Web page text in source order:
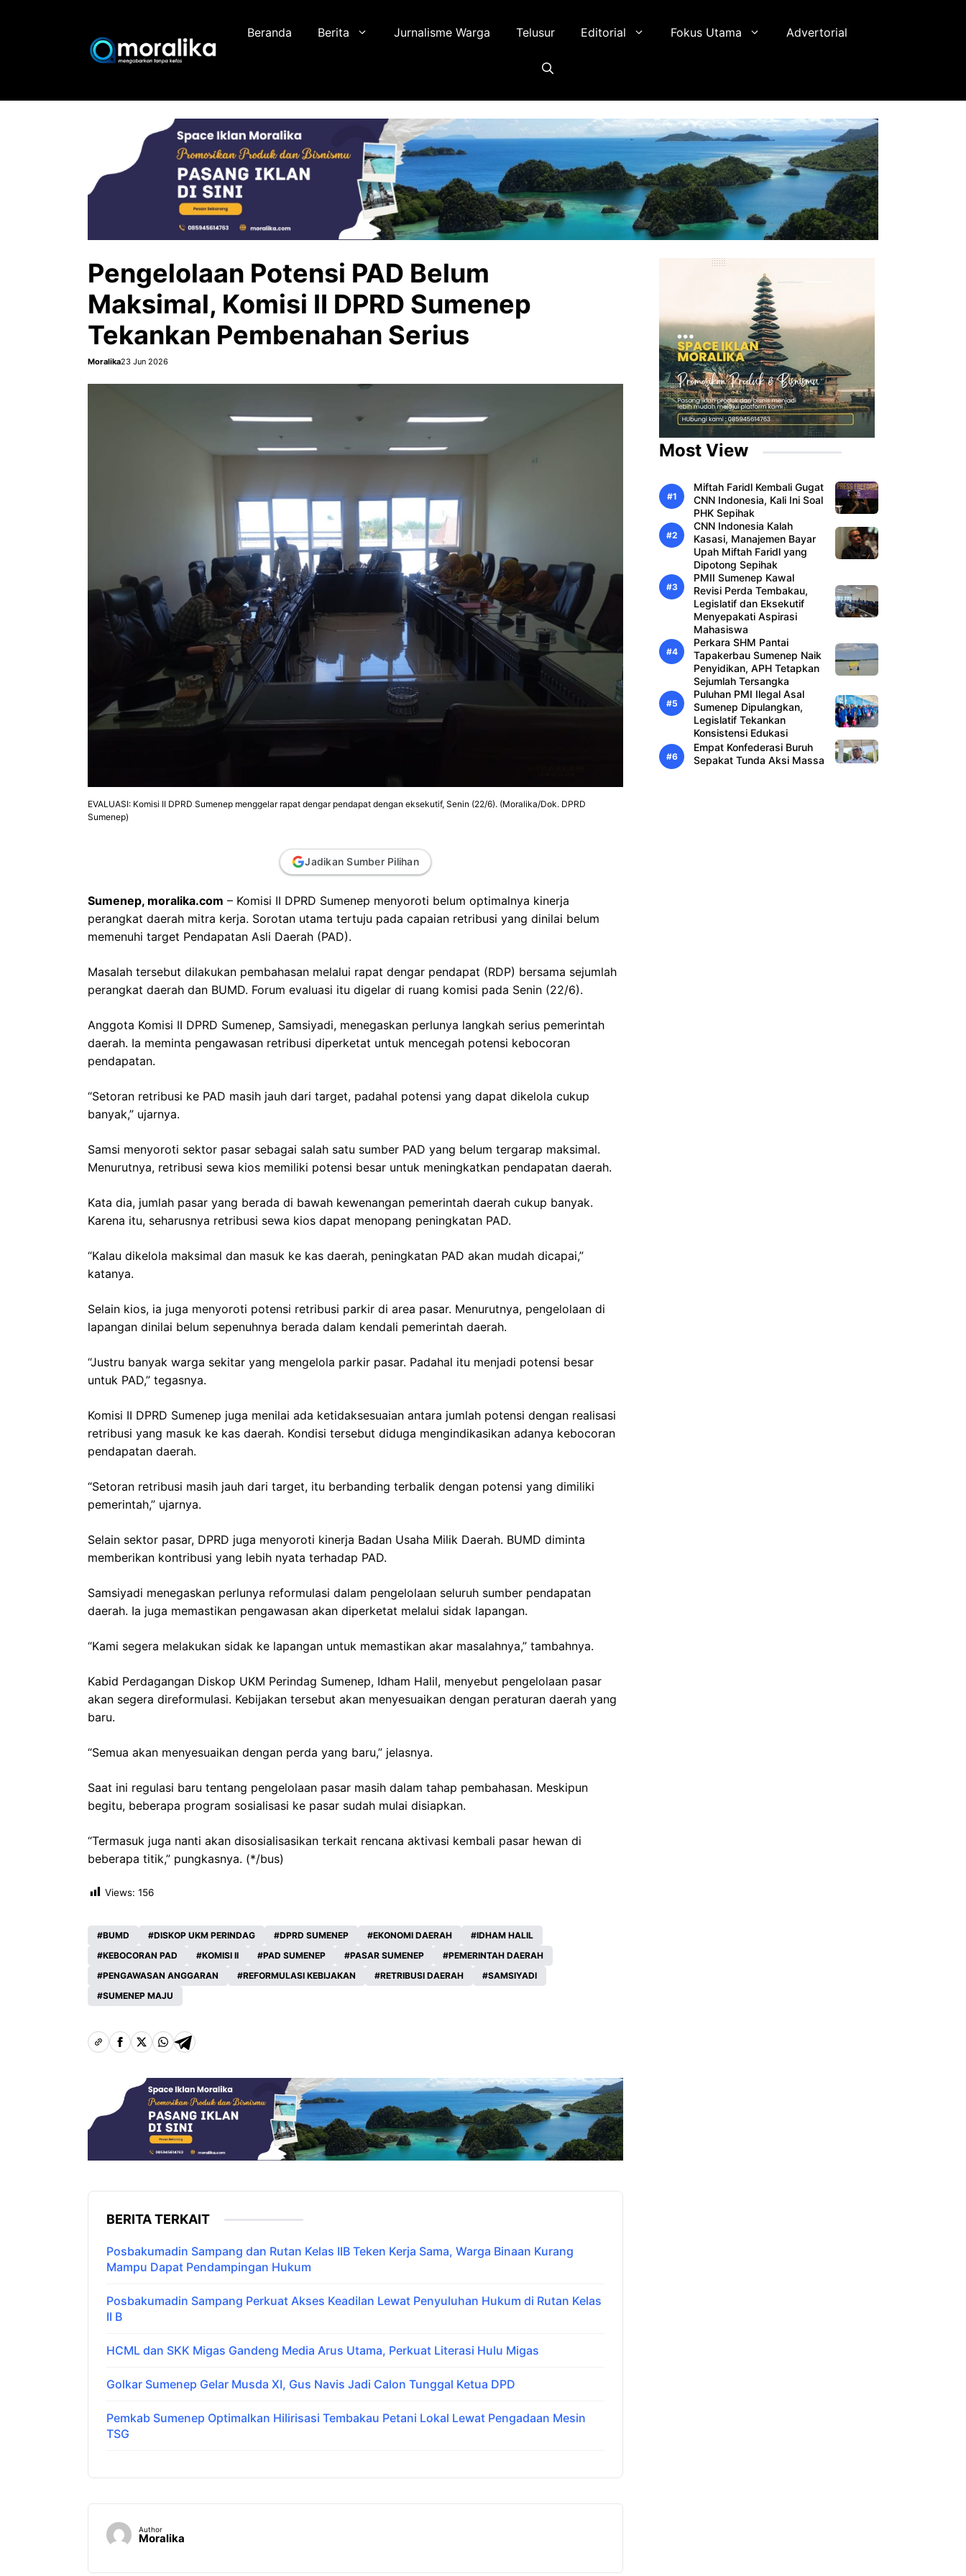
Beranda Berita Jurnalisme Warga Telusur Editorial Fokus Utama Advertorial
Pengelolaan Potensi PAD Belum
Maksimal, Komisi II DPRD Sumenep
Tekankan Pembenahan Serius
Moralika23 Jun 2026
EVALUASI: Komisi II DPRD Sumenep menggelar rapat dengar pendapat dengan eksekutif, Senin (22/6). (Moralika/Dok. DPRD
Sumenep)
Jadikan Sumber Pilihan
Sumenep, moralika.com – Komisi II DPRD Sumenep menyoroti belum optimalnya kinerja
perangkat daerah mitra kerja. Sorotan utama tertuju pada capaian retribusi yang dinilai belum
memenuhi target Pendapatan Asli Daerah (PAD).
Masalah tersebut dilakukan pembahasan melalui rapat dengar pendapat (RDP) bersama sejumlah
perangkat daerah dan BUMD. Forum evaluasi itu digelar di ruang komisi pada Senin (22/6).
Anggota Komisi II DPRD Sumenep, Samsiyadi, menegaskan perlunya langkah serius pemerintah
daerah. Ia meminta pengawasan retribusi diperketat untuk mencegah potensi kebocoran
pendapatan.
“Setoran retribusi ke PAD masih jauh dari target, padahal potensi yang dapat dikelola cukup
banyak,” ujarnya.
Samsi menyoroti sektor pasar sebagai salah satu sumber PAD yang belum tergarap maksimal.
Menurutnya, retribusi sewa kios memiliki potensi besar untuk meningkatkan pendapatan daerah.
Kata dia, jumlah pasar yang berada di bawah kewenangan pemerintah daerah cukup banyak.
Karena itu, seharusnya retribusi sewa kios dapat menopang peningkatan PAD.
“Kalau dikelola maksimal dan masuk ke kas daerah, peningkatan PAD akan mudah dicapai,”
katanya.
Selain kios, ia juga menyoroti potensi retribusi parkir di area pasar. Menurutnya, pengelolaan di
lapangan dinilai belum sepenuhnya berada dalam kendali pemerintah daerah.
“Justru banyak warga sekitar yang mengelola parkir pasar. Padahal itu menjadi potensi besar
untuk PAD,” tegasnya.
Komisi II DPRD Sumenep juga menilai ada ketidaksesuaian antara jumlah potensi dengan realisasi
retribusi yang masuk ke kas daerah. Kondisi tersebut diduga mengindikasikan adanya kebocoran
pendapatan daerah.
“Setoran retribusi masih jauh dari target, itu berbanding terbalik dengan potensi yang dimiliki
pemerintah,” ujarnya.
Selain sektor pasar, DPRD juga menyoroti kinerja Badan Usaha Milik Daerah. BUMD diminta
memberikan kontribusi yang lebih nyata terhadap PAD.
Samsiyadi menegaskan perlunya reformulasi dalam pengelolaan seluruh sumber pendapatan
daerah. Ia juga memastikan pengawasan akan diperketat melalui sidak lapangan.
“Kami segera melakukan sidak ke lapangan untuk memastikan akar masalahnya,” tambahnya.
Kabid Perdagangan Diskop UKM Perindag Sumenep, Idham Halil, menyebut pengelolaan pasar
akan segera direformulasi. Kebijakan tersebut akan menyesuaikan dengan peraturan daerah yang
baru.
“Semua akan menyesuaikan dengan perda yang baru,” jelasnya.
Saat ini regulasi baru tentang pengelolaan pasar masih dalam tahap pembahasan. Meskipun
begitu, beberapa program sosialisasi ke pasar sudah mulai disiapkan.
“Termasuk juga nanti akan disosialisasikan terkait rencana aktivasi kembali pasar hewan di
beberapa titik,” pungkasnya. (*/bus)
Views: 156
BUMD DISKOP UKM PERINDAG DPRD SUMENEP EKONOMI DAERAH
IDHAM HALIL
KEBOCORAN PAD
KOMISI II PAD SUMENEP PASAR SUMENEP
PEMERINTAH DAERAH
PENGAWASAN ANGGARAN
REFORMULASI KEBIJAKAN RETRIBUSI DAERAH
SAMSIYADI
SUMENEP MAJU
BERITA TERKAIT
Posbakumadin Sampang dan Rutan Kelas IIB Teken Kerja Sama, Warga Binaan Kurang
Mampu Dapat Pendampingan Hukum
Posbakumadin Sampang Perkuat Akses Keadilan Lewat Penyuluhan Hukum di Rutan Kelas
II B
HCML dan SKK Migas Gandeng Media Arus Utama, Perkuat Literasi Hulu Migas
Golkar Sumenep Gelar Musda XI, Gus Navis Jadi Calon Tunggal Ketua DPD
Pemkab Sumenep Optimalkan Hilirisasi Tembakau Petani Lokal Lewat Pengadaan Mesin
TSG
Author
Moralika
Most View
Miftah Faridl Kembali Gugat
CNN Indonesia, Kali Ini Soal
PHK Sepihak
CNN Indonesia Kalah
Kasasi, Manajemen Bayar
Upah Miftah Faridl yang
Dipotong Sepihak
PMII Sumenep Kawal
Revisi Perda Tembakau,
Legislatif dan Eksekutif
Menyepakati Aspirasi
Mahasiswa
Perkara SHM Pantai
Tapakerbau Sumenep Naik
Penyidikan, APH Tetapkan
Sejumlah Tersangka
Puluhan PMI Ilegal Asal
Sumenep Dipulangkan,
Legislatif Tekankan
Konsistensi Edukasi
Empat Konfederasi Buruh
Sepakat Tunda Aksi Massa